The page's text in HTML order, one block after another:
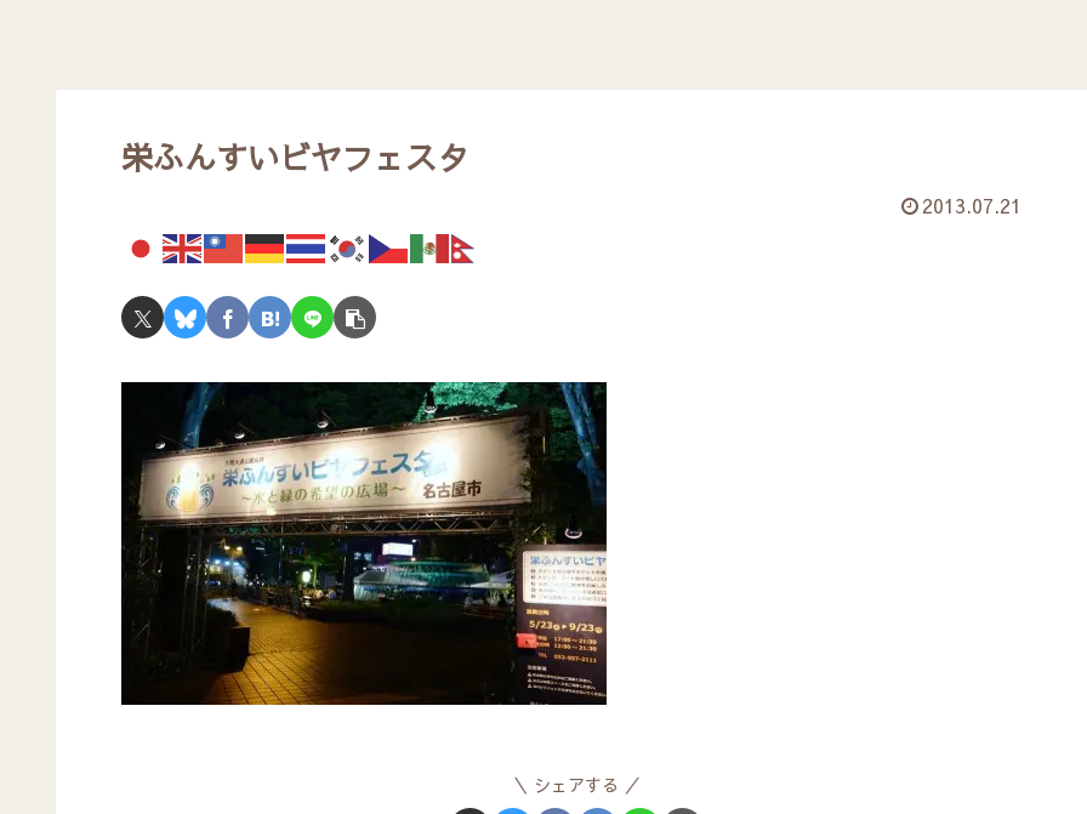
栄ふんすいビヤフェスタ
2013.07.21
シェアする